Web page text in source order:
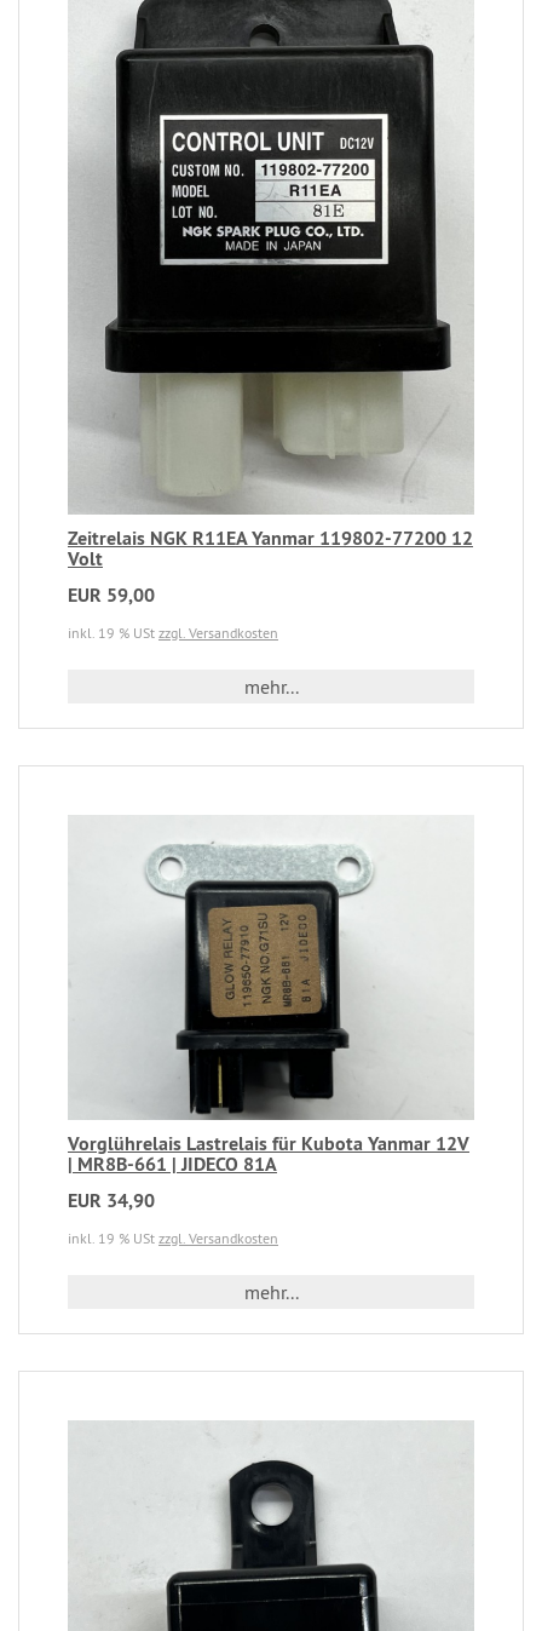
Zeitrelais NGK R11EA Yanmar 119802-77200 12
Volt
EUR 59,00
inkl. 19 % USt zzgl. Versandkosten
mehr...
Vorglührelais Lastrelais für Kubota Yanmar 12V
| MR8B-661 | JIDECO 81A
EUR 34,90
inkl. 19 % USt zzgl. Versandkosten
mehr...